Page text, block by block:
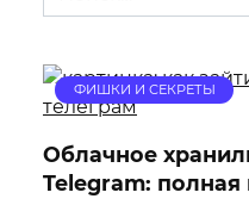
for:
ФИШКИ И СЕКРЕТЫ
Облачное
Telegram: